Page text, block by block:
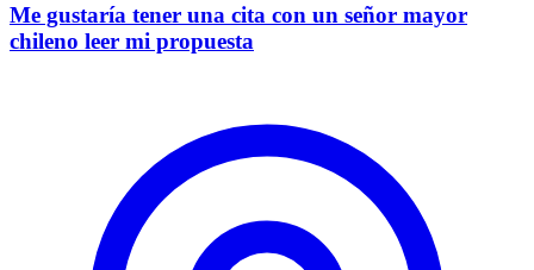
Me gustaría tener una cita con un señor mayor
chileno leer mi propuesta